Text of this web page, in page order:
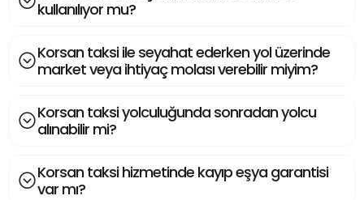
kullanılıyor mu?
Korsan taksi ile seyahat ederken yol üzerinde
market veya ihtiyaç molası verebilir miyim?
Korsan taksi yolculuğunda sonradan yolcu
alınabilir mi?
Korsan taksi hizmetinde kayıp eşya garantisi
var mı?